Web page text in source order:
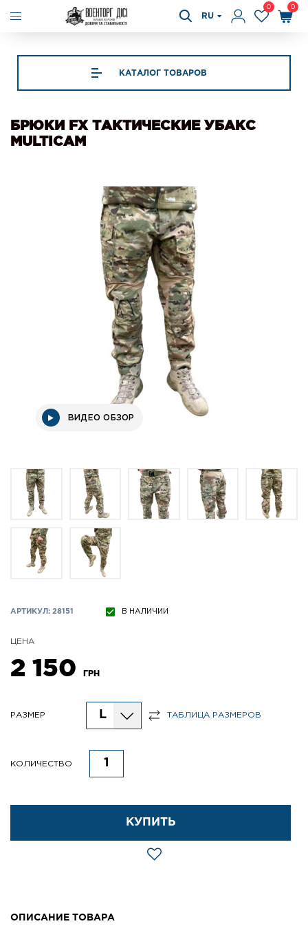
RU
0 0
КАТАЛОГ ТОВАРОВ
БРЮКИ FX ТАКТИЧЕСКИЕ УБАКС
MULTICAM
ВИДЕО ОБЗОР
АРТИКУЛ: 28151 В НАЛИЧИИ
ЦЕНА
2 150 ГРН
РАЗМЕР L ТАБЛИЦА РАЗМЕРОВ
КОЛИЧЕСТВО
КУПИТЬ
ОПИСАНИЕ ТОВАРА